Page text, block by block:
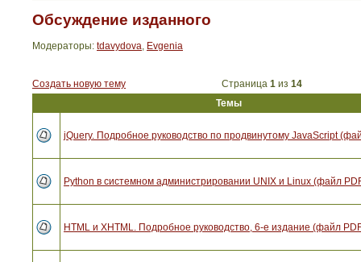
Обсуждение изданного
Модераторы: tdavydova, Evgenia
Создать новую тему Страница 1 из 14
Темы
jQuery. Подробное руководство по продвинутому JavaScript
Python в системном администрировании UNIX и Linux (файл
HTML и XHTML. Подробное руководство, 6-е издание (файл